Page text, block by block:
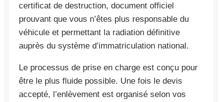
certificat de destruction, document officiel
prouvant que vous n’êtes plus responsable du
véhicule et permettant la radiation définitive
auprès du système d’immatriculation national.
Le processus de prise en charge est conçu pour
être le plus fluide possible. Une fois le devis
accepté, l’enlèvement est organisé selon vos